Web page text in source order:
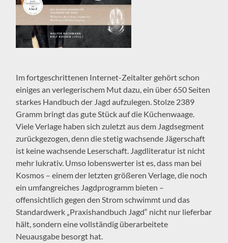
Im fortgeschrittenen Internet-Zeitalter gehört schon
einiges an verlegerischem Mut dazu, ein über 650 Seiten
starkes Handbuch der Jagd aufzulegen. Stolze 2389
Gramm bringt das gute Stück auf die Küchenwaage.
Viele Verlage haben sich zuletzt aus dem Jagdsegment
zurückgezogen, denn die stetig wachsende Jägerschaft
ist keine wachsende Leserschaft. Jagdliteratur ist nicht
mehr lukrativ. Umso lobenswerter ist es, dass man bei
Kosmos – einem der letzten größeren Verlage, die noch
ein umfangreiches Jagdprogramm bieten –
offensichtlich gegen den Strom schwimmt und das
Standardwerk „Praxishandbuch Jagd“ nicht nur lieferbar
hält, sondern eine vollständig überarbeitete
Neuausgabe besorgt hat.